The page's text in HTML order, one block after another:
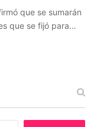
que se sumarán
que se fijó para…